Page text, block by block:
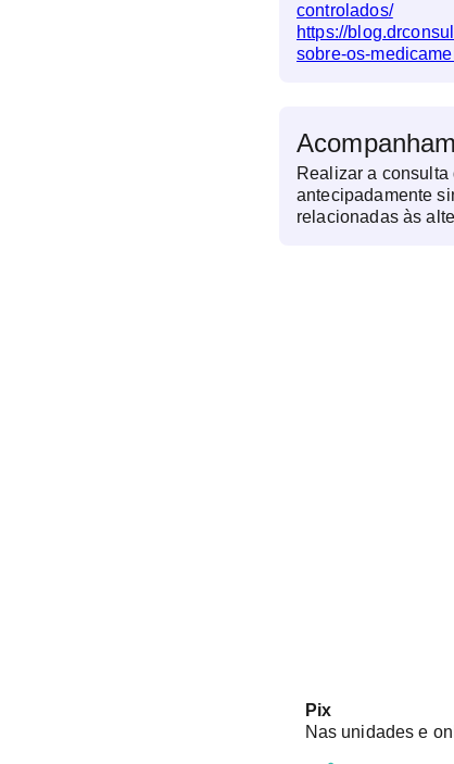
controlados/
https://
sobre-os-
Realizar a
antecipadamente
relacionadas às
Pix
Nas unidades e